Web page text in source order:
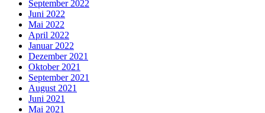
September 2022
Juni 2022
Mai 2022
April 2022
Januar 2022
Dezember 2021
Oktober 2021
September 2021
August 2021
Juni 2021
Mai 2021